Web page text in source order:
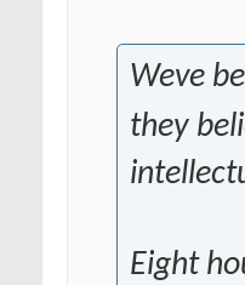
they
Eight